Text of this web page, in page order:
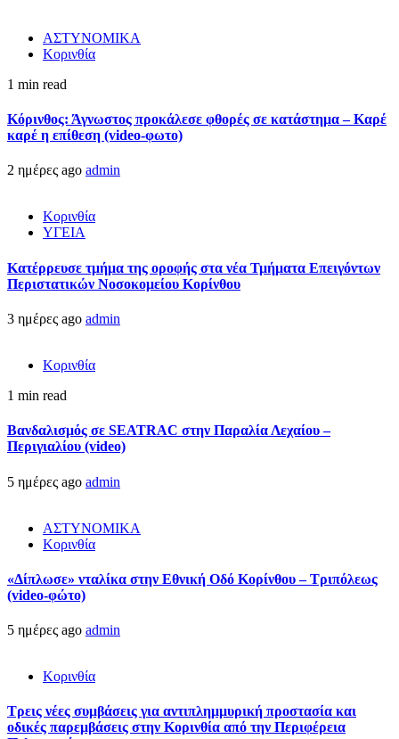
ΑΣΤΥΝΟΜΙΚΑ
Κορινθία
1 min read
Κόρινθος: Άγνωστος προκάλεσε φθορές σε κατάστημα – Καρέ
καρέ η επίθεση (video-φωτο)
2 ημέρες ago admin
Κορινθία
ΥΓΕΙΑ
Kατέρρευσε τμήμα της οροφής στα νέα Τμήματα Επειγόντων
Περιστατικών Νοσοκομείου Κορίνθου
3 ημέρες ago admin
Κορινθία
1 min read
Βανδαλισμός σε SEATRAC στην Παραλία Λεχαίου –
Περιγιαλίου (video)
5 ημέρες ago admin
ΑΣΤΥΝΟΜΙΚΑ
Κορινθία
«Δίπλωσε» νταλίκα στην Εθνική Oδό Κορίνθου – Τριπόλεως
(video-φώτο)
5 ημέρες ago admin
Κορινθία
Τρεις νέες συμβάσεις για αντιπλημμυρική προστασία και
οδικές παρεμβάσεις στην Κορινθία από την Περιφέρεια